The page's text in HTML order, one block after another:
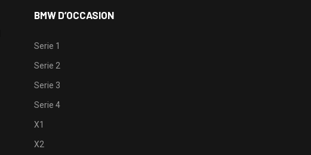
BMW D’OCCASION
Serie 1
Serie 2
Serie 3
Serie 4
X1
X2